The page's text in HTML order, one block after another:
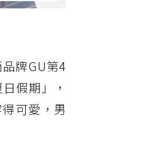
牌GU第4
假期」，
可愛，男